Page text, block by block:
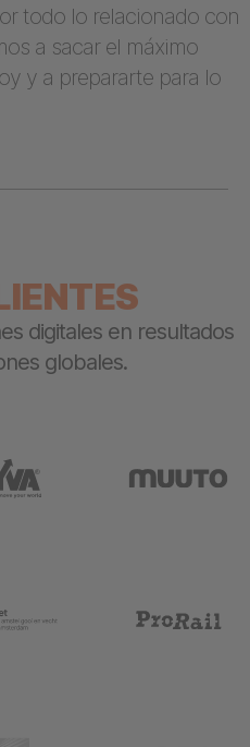
todo lo relacionado con
a sacar el máximo
y a prepararte para lo
digitales en resultados
globales.